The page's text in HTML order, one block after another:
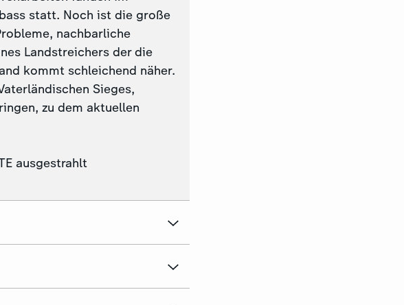
statt. Noch ist die große
nachbarliche
Landstreichers der die
kommt schleichend näher.
Sieges,
zu dem aktuellen
ausgestrahlt